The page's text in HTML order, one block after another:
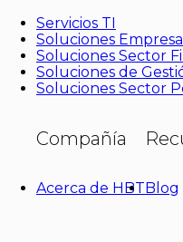
Servicios TI
Soluciones
Soluciones Sector
Soluciones de
Soluciones Sector
Compañía
Acerca de HBTBlog